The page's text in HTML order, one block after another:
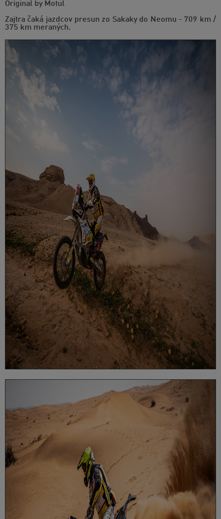
Original by Motul
Zajtra čaká jazdcov presun zo Sakaky do Neomu - 709 km /
375 km meraných.